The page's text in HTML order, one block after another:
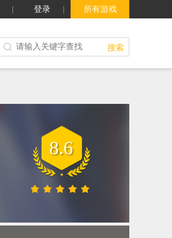
登录 所有游戏
搜索
8.6